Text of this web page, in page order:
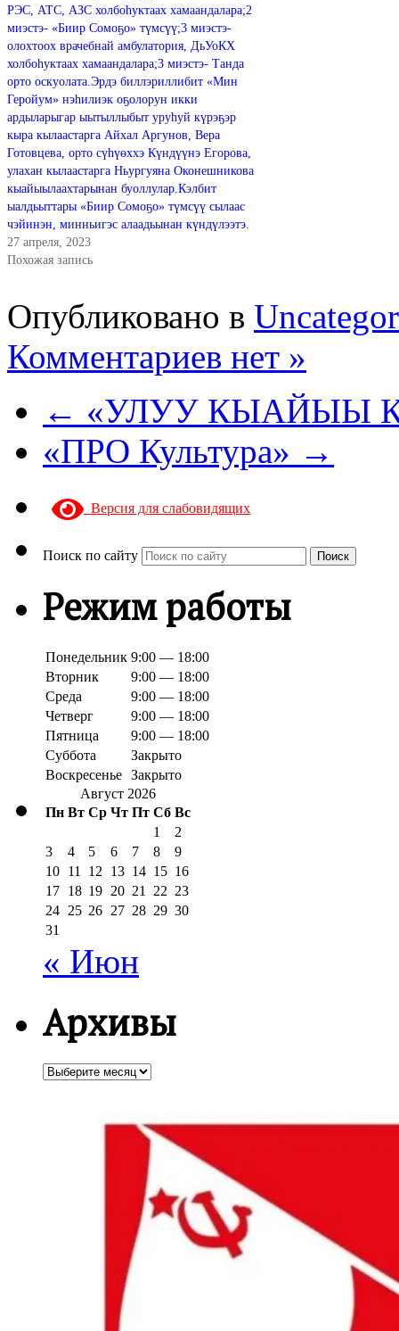
РЭС, АТС, АЗС холбоһуктаах хамаандалара;2
миэстэ- «Биир Сомоҕо» түмсүү;3 миэстэ-
олохтоох врачебнай амбулатория, ДьУоКХ
холбоһуктаах хамаандалара;3 миэстэ- Танда
орто оскуолата.Эрдэ биллэриллибит «Мин
Геройум» нэһилиэк оҕолорун икки
ардыларыгар ыытыллыбыт уруһуй күрэҕэр
кыра кылаастарга Айхал Аргунов, Вера
Готовцева, орто сүһүөххэ Күндүүнэ Егорова,
улахан кылаастарга Ньургуяна Оконешникова
кыайыылаахтарынан буоллулар.Кэлбит
ыалдьыттары «Биир Сомоҕо» түмсүү сылаас
чэйинэн, минньигэс алаадьынан күндүлээтэ.
27 апреля, 2023
Похожая запись
Опубликовано в
Комментариев нет »
← «УЛУУ КЫАЙЫЫ
«ПРО Культура» →
Версия для слабовидящих
Поиск по сайту Поиск
Режим работы
Понедельник 9:00 — 18:00
Вторник
9:00 — 18:00
Среда
9:00 — 18:00
Четверг
9:00 — 18:00
Пятница
9:00 — 18:00
Суббота
Закрыто
Воскресенье Закрыто
Август 2026
Пн Вт Ср Чт Пт Сб Вс
1
2
3
4 5 6 7 8
9
10 11 12 13 14 15 16
17 18 19 20 21 22 23
24 25 26 27 28 29 30
31
« Июн
Архивы
Архивы